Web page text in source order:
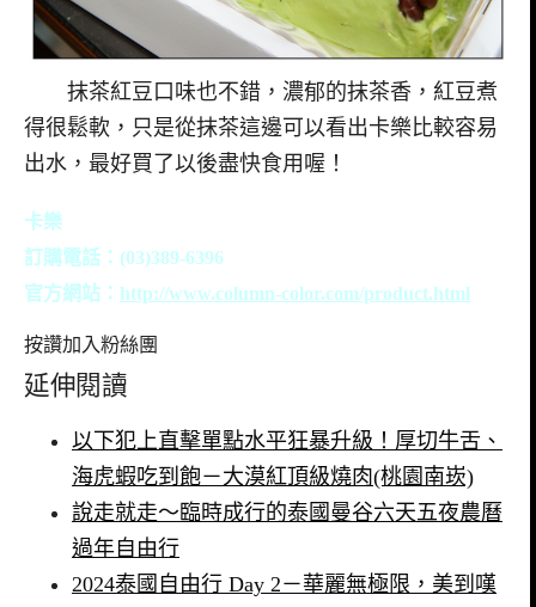
抹茶紅豆口味也不錯，濃郁的抹茶香，紅豆煮
得很鬆軟，只是從抹茶這邊可以看出卡樂比較容易
出水，最好買了以後盡快食用喔！
卡樂
訂購電話：(03)389-6396
官方網站： http://www.column-color.com/product.html
按讚加入粉絲團
延伸閱讀
以下犯上直擊單點水平狂暴升級！厚切牛舌、
海虎蝦吃到飽－大漠紅頂級燒肉(桃園南崁)
說走就走～臨時成行的泰國曼谷六天五夜農曆
過年自由行
2024泰國自由行 Day 2－華麗無極限，美到嘆